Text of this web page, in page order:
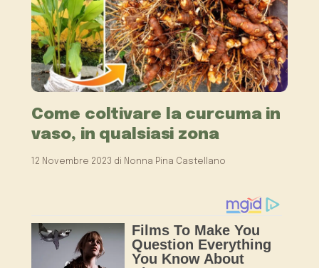
Come coltivare la curcuma in
vaso, in qualsiasi zona
12 Novembre 2023 di Nonna Pina Castellano